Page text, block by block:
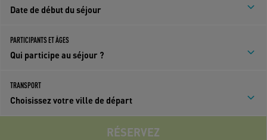
Date de début du séjour
PARTICIPANTS ET ÂGES
Qui participe au séjour ?
TRANSPORT
Choisissez votre ville de départ
RÉSERVEZ